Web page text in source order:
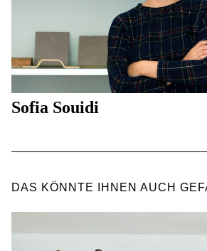
Sofia Souidi
DAS KÖNNTE IHNEN AUCH